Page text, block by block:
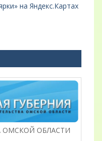
на Яндекс.Картах
ОМСКОЙ ОБЛАСТИ